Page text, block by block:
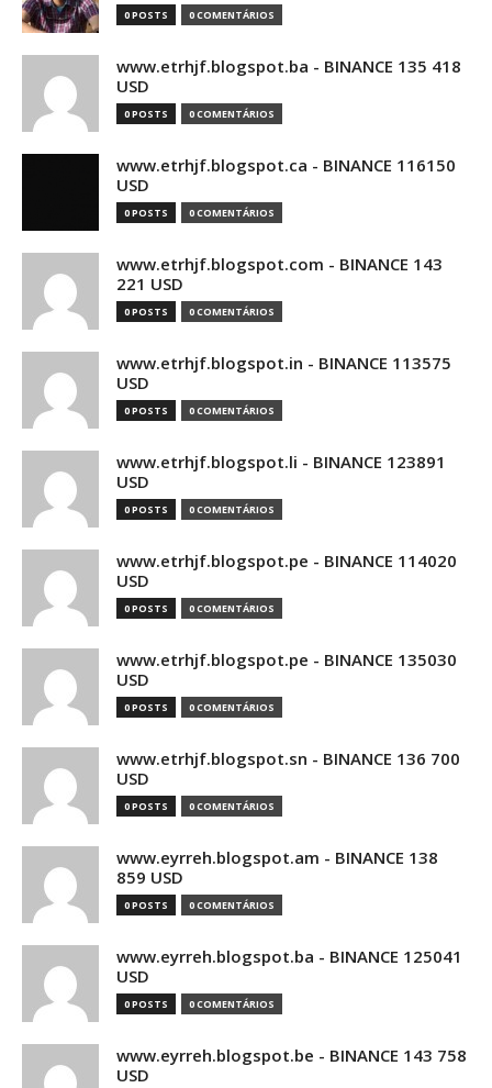
0 POSTS 0 COMENTÁRIOS
www.etrhjf.blogspot.ba - BINANCE 135 418
USD
0 POSTS 0 COMENTÁRIOS
www.etrhjf.blogspot.ca - BINANCE 116150
USD
0 POSTS 0 COMENTÁRIOS
www.etrhjf.blogspot.com - BINANCE 143
221 USD
0 POSTS 0 COMENTÁRIOS
www.etrhjf.blogspot.in - BINANCE 113575
USD
0 POSTS 0 COMENTÁRIOS
www.etrhjf.blogspot.li - BINANCE 123891
USD
0 POSTS 0 COMENTÁRIOS
www.etrhjf.blogspot.pe - BINANCE 114020
USD
0 POSTS 0 COMENTÁRIOS
www.etrhjf.blogspot.pe - BINANCE 135030
USD
0 POSTS 0 COMENTÁRIOS
www.etrhjf.blogspot.sn - BINANCE 136 700
USD
0 POSTS 0 COMENTÁRIOS
www.eyrreh.blogspot.am - BINANCE 138
859 USD
0 POSTS 0 COMENTÁRIOS
www.eyrreh.blogspot.ba - BINANCE 125041
USD
0 POSTS 0 COMENTÁRIOS
www.eyrreh.blogspot.be - BINANCE 143 758
USD